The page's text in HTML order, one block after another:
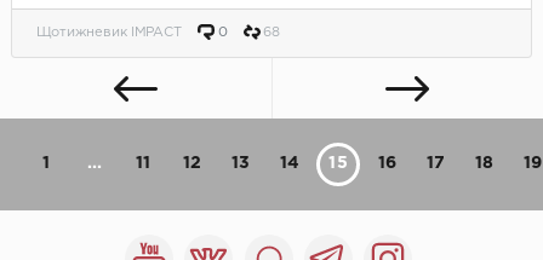
Щотижневик IMPACT 0 68
1 ... 11 12 13 14 15 16 17 18 19